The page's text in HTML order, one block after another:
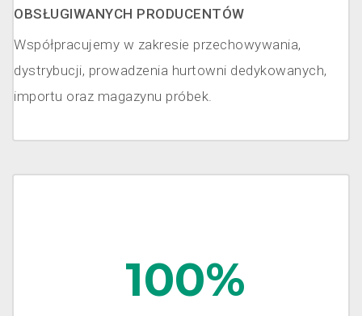
OBSŁUGIWANYCH PRODUCENTÓW
Współpracujemy w zakresie przechowywania,
dystrybucji, prowadzenia hurtowni dedykowanych,
importu oraz magazynu próbek.
100